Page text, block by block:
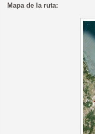
Mapa de la ruta: